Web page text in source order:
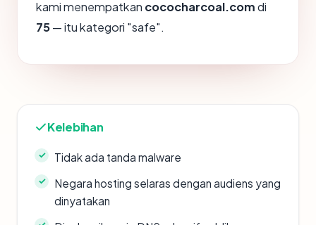
kami menempatkan cococharcoal.comdi
75— itu kategori "safe".
Kelebihan
Tidak ada tanda malware
Negara hosting selaras dengan audiens yang
dinyatakan